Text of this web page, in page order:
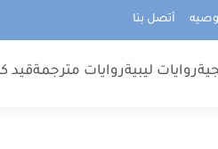
أتصل بنا
روايات ليبيةروايات مترجمةقيد